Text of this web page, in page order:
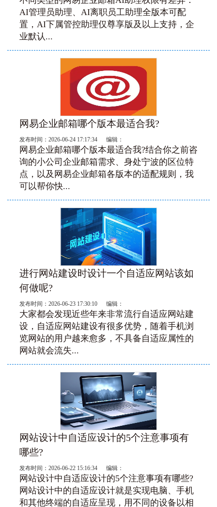
AI管理员助理、AI离职员工助理全版本可配
置，AI下属管控助理仅尊享版及以上支持，企
业默认...
网易企业邮箱哪个版本最适合我?
发布时间：2026-06-24 17:17:34 编辑：
网易企业邮箱哪个版本最适合我?结合你之前咨
询的小公司企业邮箱需求、身处宁波的区位特
点，以及网易企业邮箱各版本的适配规则，我
可以帮你快...
进行网站建设时设计一个自适应网站该如
何做呢?
发布时间：2026-06-23 17:30:10 编辑：
大家都会发现近些年来非常流行自适应网站建
设，自适应网站建设有很多优势，随着手机浏
览网站的用户越来愈多，不具备自适应属性的
网站就会流失...
网站设计中自适应设计的5个注意事项有
哪些?
发布时间：2026-06-22 15:16:34 编辑：
网站设计中自适应设计的5个注意事项有哪些?
网站设计中的自适应设计就是实现电脑、手机
和其他终端的自适应呈现，用不同的设备以相